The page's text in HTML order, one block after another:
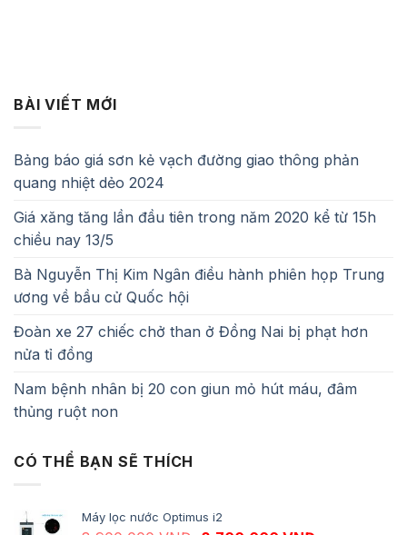
BÀI VIẾT MỚI
Bảng báo giá sơn kẻ vạch đường giao thông phản
quang nhiệt dẻo 2024
Giá xăng tăng lần đầu tiên trong năm 2020 kể từ 15h
chiều nay 13/5
Bà Nguyễn Thị Kim Ngân điều hành phiên họp Trung
ương về bầu cử Quốc hội
Đoàn xe 27 chiếc chở than ở Đồng Nai bị phạt hơn
nửa tỉ đồng
Nam bệnh nhân bị 20 con giun mỏ hút máu, đâm
thủng ruột non
CÓ THỂ BẠN SẼ THÍCH
Máy lọc nước Optimus i2